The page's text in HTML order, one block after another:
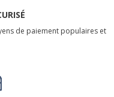
de paiement populaires et